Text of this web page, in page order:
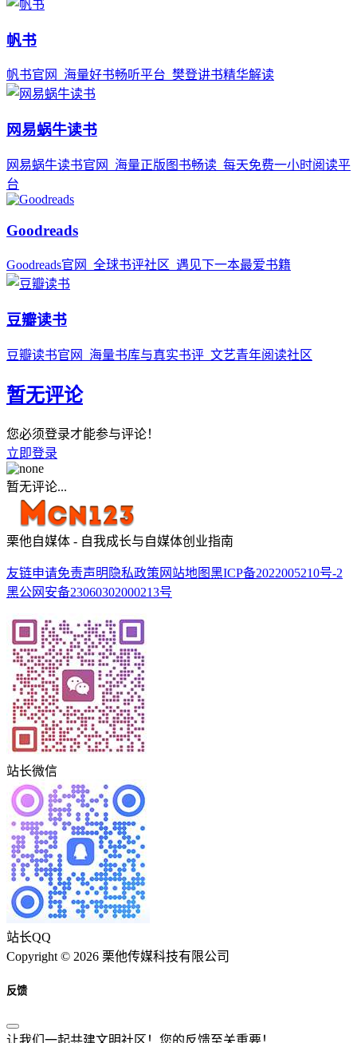
帆书
帆书官网_海量好书畅听平台_樊登讲书精华解读
网易蜗牛读书
网易蜗牛读书官网_海量正版图书畅读_每天免费一小时阅读平
台
Goodreads
Goodreads官网_全球书评社区_遇见下一本最爱书籍
豆瓣读书
豆瓣读书官网_海量书库与真实书评_文艺青年阅读社区
暂无评论
您必须登录才能参与评论！
立即登录
暂无评论...
栗他自媒体 - 自我成长与自媒体创业指南
友链申请免责声明 隐私政策 网站地图黑ICP备2022005210号-2
黑公网安备23060302000213号
站长微信
站长QQ
Copyright © 2026 栗他传媒科技有限公司
反馈
让我们一起共建文明社区！您的反馈至关重要！